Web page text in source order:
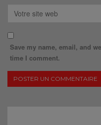
Save my name, email, and
time I comment.